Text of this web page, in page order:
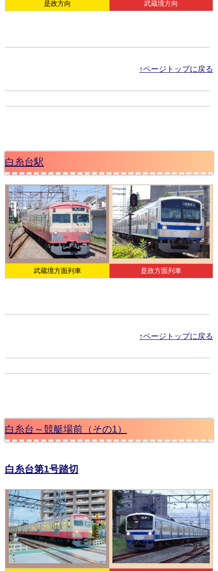
是政方向 武蔵境方向
↑ページトップに戻る
白糸台駅
武蔵境方面列車 是政方面列車
↑ページトップに戻る
白糸台～競艇場前（その1）
白糸台第1号踏切